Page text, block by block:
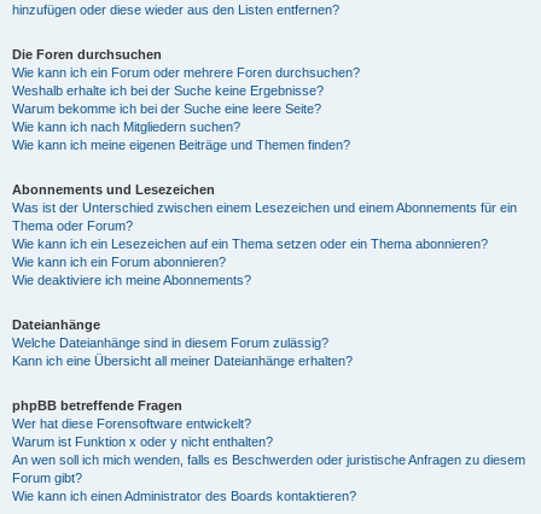
hinzufügen oder diese wieder aus den Listen entfernen?
Die Foren durchsuchen
Wie kann ich ein Forum oder mehrere Foren durchsuchen?
Weshalb erhalte ich bei der Suche keine Ergebnisse?
Warum bekomme ich bei der Suche eine leere Seite?
Wie kann ich nach Mitgliedern suchen?
Wie kann ich meine eigenen Beiträge und Themen finden?
Abonnements und Lesezeichen
Was ist der Unterschied zwischen einem Lesezeichen und einem Abonnements für ein
Thema oder Forum?
Wie kann ich ein Lesezeichen auf ein Thema setzen oder ein Thema abonnieren?
Wie kann ich ein Forum abonnieren?
Wie deaktiviere ich meine Abonnements?
Dateianhänge
Welche Dateianhänge sind in diesem Forum zulässig?
Kann ich eine Übersicht all meiner Dateianhänge erhalten?
phpBB betreffende Fragen
Wer hat diese Forensoftware entwickelt?
Warum ist Funktion x oder y nicht enthalten?
An wen soll ich mich wenden, falls es Beschwerden oder juristische Anfragen zu diesem
Forum gibt?
Wie kann ich einen Administrator des Boards kontaktieren?